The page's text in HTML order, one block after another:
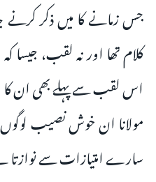
جس زمانے کا میں ذکر کرنے
کلام تھا اور نہ لقب، جیسا
اس لقب سے پہلے بھی ان
مولانا ان خوش نصیب
سارے امتیازات سے